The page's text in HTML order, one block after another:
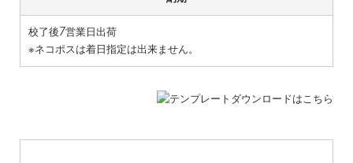
校了後7営業日出荷
※ネコポスは着日指定は出来ません。